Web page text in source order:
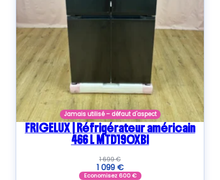
Jamais utilisé – défaut d'aspect
FRIGELUX | Réfrigérateur américain
466 L MTD190XBI
1 699€
1 099 €
Economisez 600€